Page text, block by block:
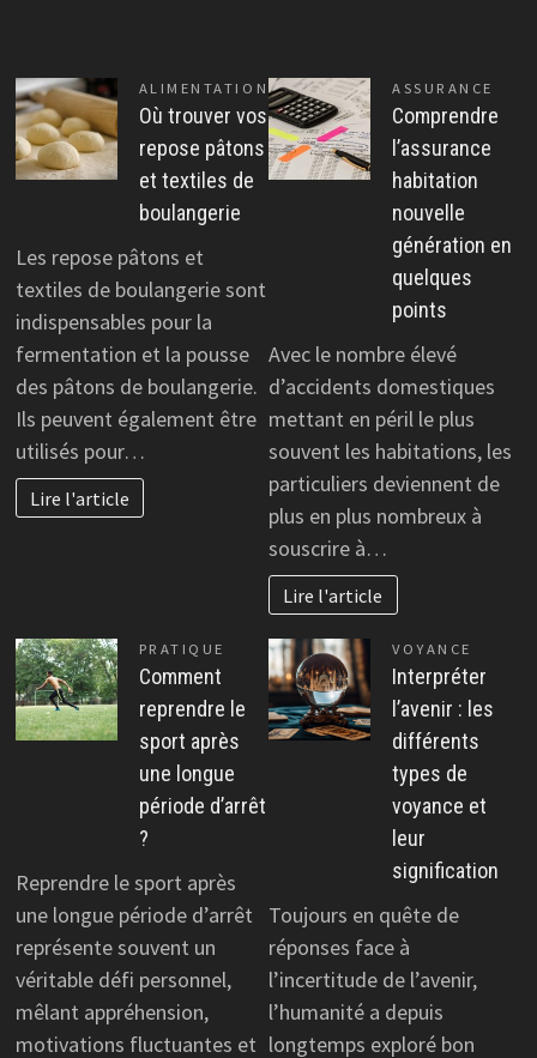
ALIMENTATION
Où trouver vos
repose pâtons
et textiles de
boulangerie
Les repose pâtons et
textiles de boulangerie sont
indispensables pour la
fermentation et la pousse
des pâtons de boulangerie.
Ils peuvent également être
utilisés pour…
Lire l'article
ASSURANCE
Comprendre
l’assurance
habitation
nouvelle
génération en
quelques
points
Avec le nombre élevé
d’accidents domestiques
mettant en péril le plus
souvent les habitations, les
particuliers deviennent de
plus en plus nombreux à
souscrire à…
Lire l'article
PRATIQUE
Comment
reprendre le
sport après
une longue
période d’arrêt
?
Reprendre le sport après
une longue période d’arrêt
représente souvent un
véritable défi personnel,
mêlant appréhension,
motivations fluctuantes et
VOYANCE
Interpréter
l’avenir : les
différents
types de
voyance et
leur
signification
Toujours en quête de
réponses face à
l’incertitude de l’avenir,
l’humanité a depuis
longtemps exploré bon